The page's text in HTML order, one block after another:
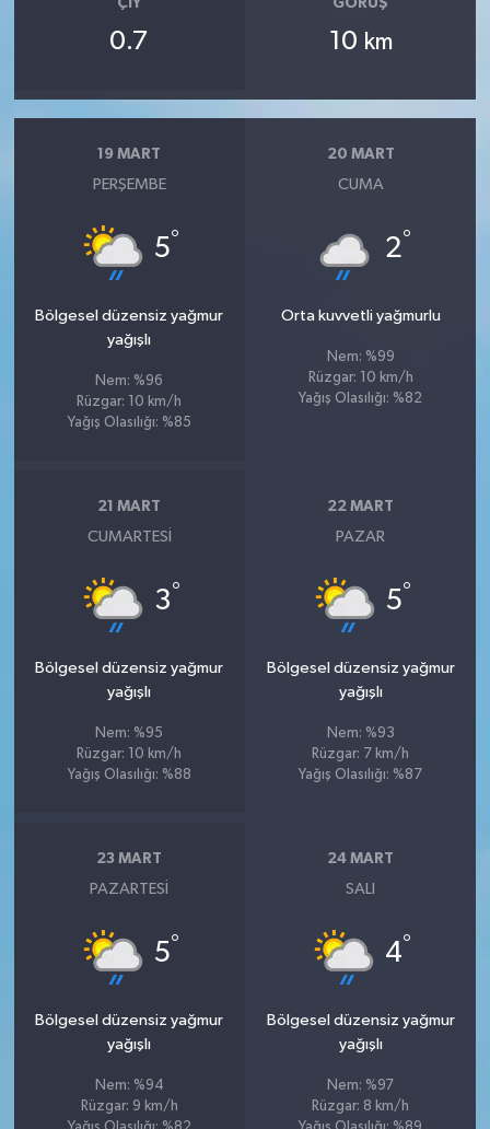
ÇIY
0.7
GÖRÜŞ
10 km
19 MART
PERŞEMBE
5°
Bölgesel düzensiz yağmur
yağışlı
Nem: %96
Rüzgar: 10 km/h
Yağış Olasılığı: %85
20 MART
CUMA
2°
Orta kuvvetli yağmurlu
Nem: %99
Rüzgar: 10 km/h
Yağış Olasılığı: %82
21 MART
CUMARTESI
3°
Bölgesel düzensiz yağmur
yağışlı
Nem: %95
Rüzgar: 10 km/h
Yağış Olasılığı: %88
22 MART
PAZAR
5°
Bölgesel düzensiz yağmur
yağışlı
Nem: %93
Rüzgar: 7 km/h
Yağış Olasılığı: %87
23 MART
PAZARTESI
5°
Bölgesel düzensiz yağmur
yağışlı
Nem: %94
Rüzgar: 9 km/h
24 MART
SALI
4°
Bölgesel düzensiz yağmur
yağışlı
Nem: %97
Rüzgar: 8 km/h